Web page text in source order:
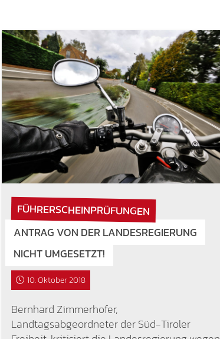
FÜHRERSCHEINPRÜFUNGEN
ANTRAG VON DER LANDESREGIERUNG
NICHT UMGESETZT!
10. Oktober 2018
Bernhard Zimmerhofer,
Landtagsabgeordneter der Süd-Tiroler